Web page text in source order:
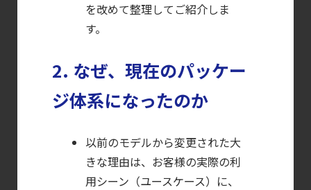
モデルの破壊を目的としたランサムウェアを
攻撃者視点でクラウドの弱点を可視化する新
【ブログ】
｜
計画フェーズで失敗しない統合プラットフォ
【ブログ】
を改めて整理してご紹介しま
す。
2. なぜ、現在のパッケー
ジ体系になったのか
以前のモデルから変更された大
きな理由は、お客様の実際の利
用シーン（ユースケース）に、